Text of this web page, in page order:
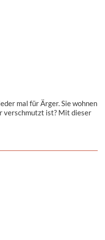
mal für Ärger. Sie wohnen
verschmutzt ist? Mit dieser